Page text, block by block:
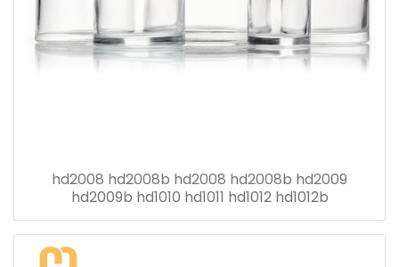
hd2008 hd2008b hd2008 hd2008b hd2009
hd2009b hd1010 hd1011 hd1012 hd1012b